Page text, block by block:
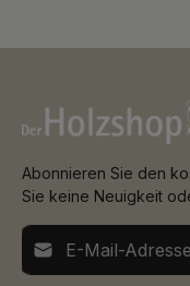
Abonnieren Sie den
Sie keine Neuigkeit
E-Mail-Adresse*